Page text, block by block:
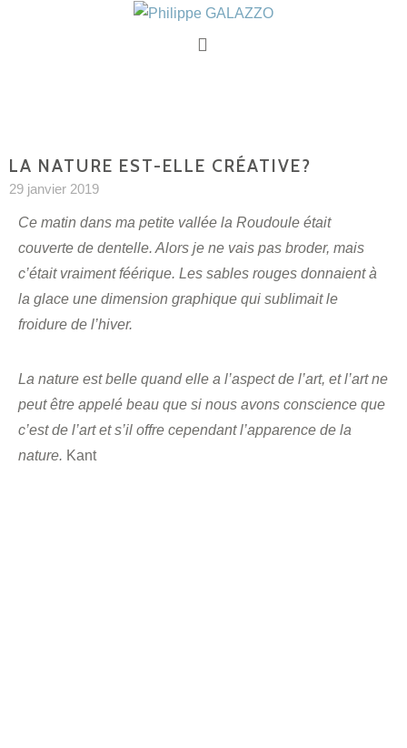
LA NATURE EST-ELLE CRÉATIVE?
29 janvier 2019
Ce matin dans ma petite vallée la Roudoule était
couverte de dentelle. Alors je ne vais pas broder, mais
c’était vraiment féérique. Les sables rouges donnaient à
la glace une dimension graphique qui sublimait le
froidure de l’hiver.
La nature est belle quand elle a l’aspect de l’art, et l’art ne
peut être appelé beau que si nous avons conscience que
c’est de l’art et s’il offre cependant l’apparence de la
nature. Kant